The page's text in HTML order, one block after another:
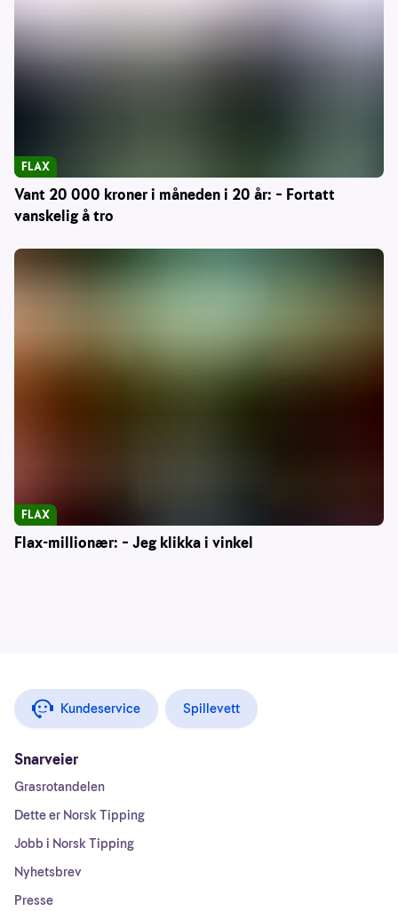
Vant 20 000 kroner i måneden i 20 år: – Fortatt
vanskelig å tro
FLAX
Flax-millionær: – Jeg klikka i vinkel
FLAX
Kundeservice Spillevett
Snarveier
Grasrotandelen
Dette er Norsk Tipping
Jobb i Norsk Tipping
Nyhetsbrev
Presse